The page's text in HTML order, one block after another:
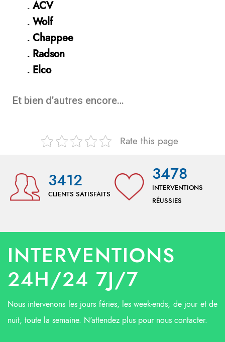
ACV
Wolf
Chappee
Radson
Elco
Et bien d’autres encore…
Rate this page
3412
CLIENTS SATISFAITS
3478
INTERVENTIONS
RÉUSSIES
INTERVENTIONS
24H/24 7J/7
Nous intervenons les jours féries, les week-ends, de jour et de
nuit, toute la semaine. N'attendez plus pour nous contacter.